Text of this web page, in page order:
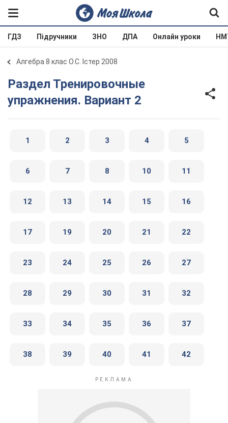
ГДЗ Підручники ЗНО ДПА Онлайн уроки
Алгебра 8 клас О.С. Істер 2008
Раздел Тренировочные
упражнения. Вариант 2
1 2 3 4 5
6 7 8 10 11
12 13 14 15 16
17 19 20 21 22
23 24 25 26 27
28 29 30 31 32
33 34 35 36 37
38 39 40 41 42